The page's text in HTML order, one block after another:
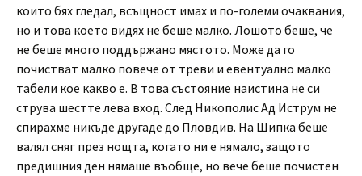
които бях гледал, всъщност имах и по-големи очаквания,
но и това което видях не беше малко. Лошото беше, че
не беше много поддържано мястото. Може да го
почистват малко повече от треви и евентуално малко
табели кое какво е. В това състояние наистина не си
струва шестте лева вход. След Никополис Ад Иструм не
спирахме никъде другаде до Пловдив. На Шипка беше
валял сняг през нощта, когато ни е нямало, защото
предишния ден нямаше въобще, но вече беше почистен